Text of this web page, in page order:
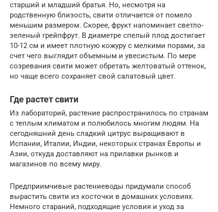
старший и младший братья. Но, несмотря на
родственную близость, свити отличается от помело
меньшим размером. Скорее, фрукт напоминает светло-
зеленый грейпфрут. В диаметре спелый плод достигает
10-12 см и имеет плотную кожуру с мелкими порами, за
счет чего выглядит объемным и увесистым. По мере
созревания свити может обретать желтоватый оттенок,
но чаще всего сохраняет свой салатовый цвет.
Где растет свити
Из лабораторий, растение распространилось по странам
с теплым климатом и полюбилось многим людям. На
сегодняшний день сладкий цитрус выращивают в
Испании, Италии, Индии, некоторых странах Европы и
Азии, откуда доставляют на прилавки рынков и
магазинов по всему миру.
Предприимчивые растениеводы придумали способ
вырастить свити из косточки в домашних условиях.
Немного стараний, подходящие условия и уход за